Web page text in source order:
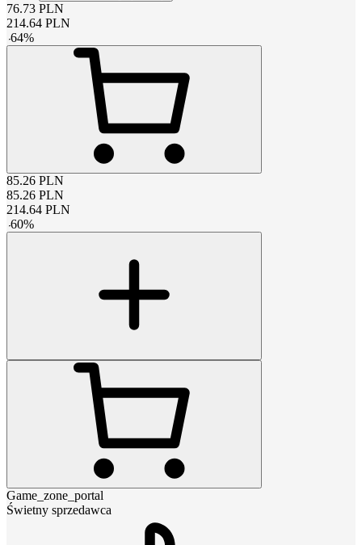
76.73 PLN
214.64 PLN
-64%
85.26 PLN
85.26 PLN
214.64 PLN
-60%
Game_zone_portal
Świetny sprzedawca